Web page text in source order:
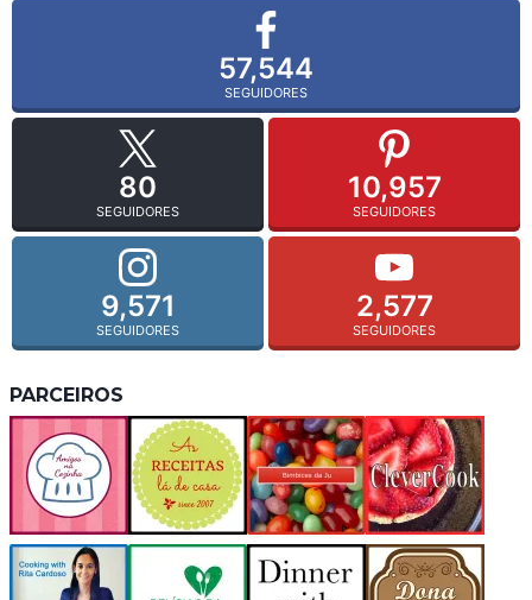
57,544
SEGUIDORES
80
SEGUIDORES
10,957
SEGUIDORES
9,571
SEGUIDORES
2,577
SEGUIDORES
PARCEIROS